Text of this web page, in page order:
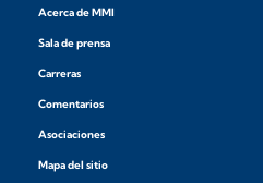
Acerca de MMI
Sala de prensa
Carreras
Comentarios
Asociaciones
Mapa del sitio